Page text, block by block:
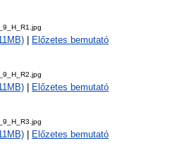
Előzetes bemutató
Előzetes bemutató
Előzetes bemutató